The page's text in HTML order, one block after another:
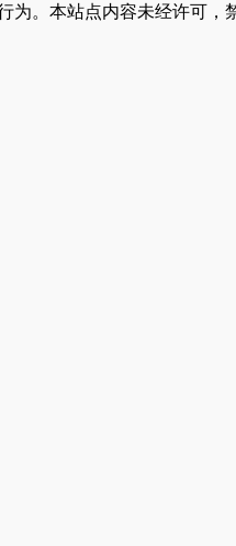
。本站点内容未经许可，